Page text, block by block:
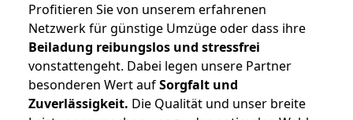
Profitieren Sie von unserem erfahrenen
Netzwerk für günstige Umzüge oder dass ihre
Beiladung reibungslos und stressfrei
vonstattengeht. Dabei legen unsere Partner
besonderen Wert aufSorgfalt und
Zuverlässigkeit. Die Qualität und unser breite